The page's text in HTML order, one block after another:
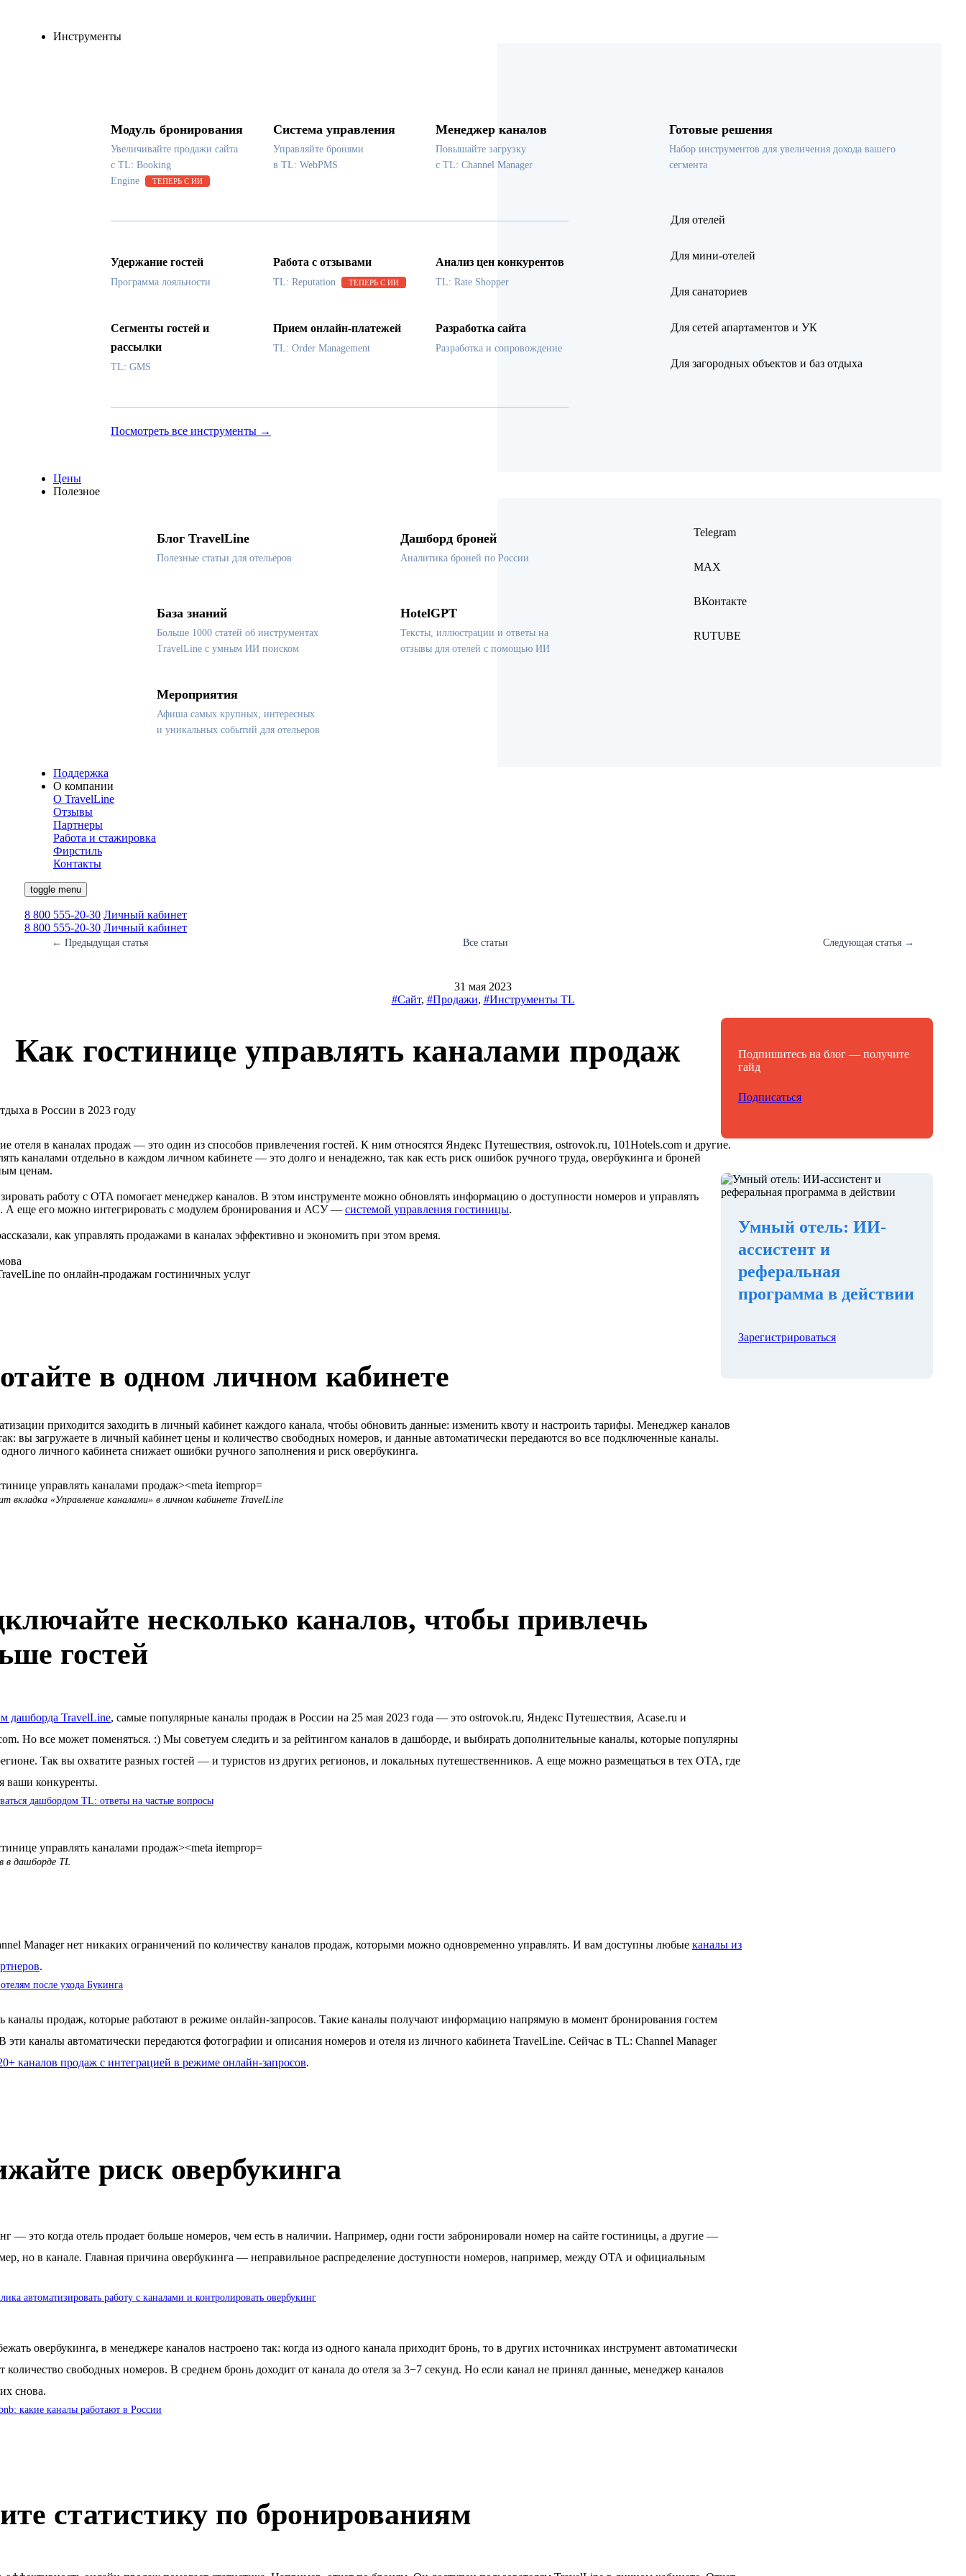
Инструменты
Модуль бронирования
Увеличивайте продажи сайта
с TL: Booking
Engine
ТЕПЕРЬ С ИИ
Система управления
Управляйте бронями
в TL: WebPMS
Менеджер каналов
Повышайте загрузку
с TL: Channel Manager
Удержание гостей
Программа лояльности
Работа с отзывами
TL: Reputation ТЕПЕРЬ С ИИ
Анализ цен конкурентов
TL: Rate Shopper
Сегменты гостей и
рассылки
TL: GMS
Прием онлайн-платежей
TL: Order Management
Разработка сайта
Разработка и сопровождение
Посмотреть все инструменты →
Готовые решения
Набор инструментов для увеличения дохода вашего
сегмента
Для отелей
Для мини-отелей
Для санаториев
Для сетей апартаментов и УК
Для загородных объектов и баз отдыха
Цены
Полезное
Блог TravelLine
Полезные статьи для отельеров
Дашборд броней
Аналитика броней по России
База знаний
Больше 1000 статей об инструментах
TravelLine с умным ИИ поиском
HotelGPT
Тексты, иллюстрации и ответы на
отзывы для отелей с помощью ИИ
Мероприятия
Афиша самых крупных, интересных
и уникальных событий для отельеров
Telegram
MAX
ВКонтакте
RUTUBE
Поддержка
О компании
О TravelLine
Отзывы
Партнеры
Работа и стажировка
Фирстиль
Контакты
toggle menu
8 800 555-20-30 Личный кабинет
8 800 555-20-30 Личный кабинет
← Предыдущая статья Все статьи Следующая статья →
31 мая 2023
#Сайт, #Продажи, #Инструменты TL
Как гостинице управлять каналами продаж
отеля в каналах продаж — это один из способов привлечения гостей. К ним относятся Яндекс Путешествия, ostrovok.ru, 101Hotels.com и другие.
каналами отдельно в каждом личном кабинете — это долго и ненадежно, так как есть риск ошибок ручного труда, овербукинга и броней
ценам.
работу с OTA помогает менеджер каналов. В этом инструменте можно обновлять информацию о доступности номеров и управлять
А еще его можно интегрировать с модулем бронирования и АСУ — системой управления гостиницы.
как управлять продажами в каналах эффективно и экономить при этом время.
по онлайн-продажам гостиничных услуг
в одном личном кабинете
приходится заходить в личный кабинет каждого канала, чтобы обновить данные: изменить квоту и настроить тарифы. Менеджер каналов
вы загружаете в личный кабинет цены и количество свободных номеров, и данные автоматически передаются во все подключенные каналы.
одного личного кабинета снижает ошибки ручного заполнения и риск овербукинга.
вкладка «Управление каналами» в личном кабинете TravelLine
несколько каналов, чтобы привлечь
гостей
дашборда TravelLine, самые популярные каналы продаж в России на 25 мая 2023 года — это ostrovok.ru, Яндекс Путешествия, Acase.ru и
Но все может поменяться. :) Мы советуем следить и за рейтингом каналов в дашборде, и выбирать дополнительные каналы, которые популярны
Так вы охватите разных гостей — и туристов из других регионов, и локальных путешественников. А еще можно размещаться в тех ОТА, где
ваши конкуренты.
дашбордом TL: ответы на частые вопросы
в дашборде TL
Manager нет никаких ограничений по количеству каналов продаж, которыми можно одновременно управлять. И вам доступны любые каналы из
.
после ухода Букинга
каналы продаж, которые работают в режиме онлайн-запросов. Такие каналы получают информацию напрямую в момент бронирования гостем
эти каналы автоматически передаются фотографии и описания номеров и отеля из личного кабинета TravelLine. Сейчас в TL: Channel Manager
каналов продаж с интеграцией в режиме онлайн-запросов.
риск овербукинга
— это когда отель продает больше номеров, чем есть в наличии. Например, одни гости забронировали номер на сайте гостиницы, а другие —
но в канале. Главная причина овербукинга — неправильное распределение доступности номеров, например, между ОТА и официальным
автоматизировать работу с каналами и контролировать овербукинг
овербукинга, в менеджере каналов настроено так: когда из одного канала приходит бронь, то в других источниках инструмент автоматически
количество свободных номеров. В среднем бронь доходит от канала до отеля за 3−7 секунд. Но если канал не принял данные, менеджер каналов
снова.
какие каналы работают в России
статистику по бронированиям
Подпишитесь на блог — получите
гайд
Подписаться
Умный отель: ИИ-
ассистент и
реферальная
программа в действии
Зарегистрироваться